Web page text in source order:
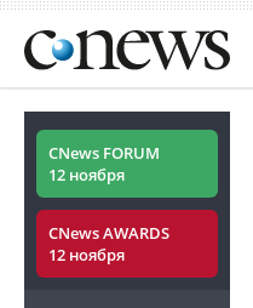
CNews FORUM
12 ноября
CNews AWARDS
12 ноября